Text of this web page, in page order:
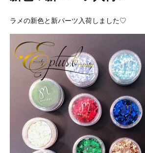
ラメの新色と新パーツ入荷しました♡